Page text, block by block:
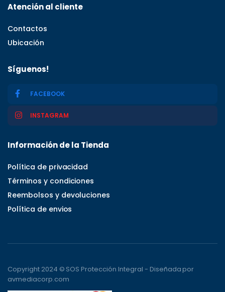
Atención al cliente
Contactos
Ubicación
Síguenos!
FACEBOOK
INSTAGRAM
Información de la Tienda
Política de privacidad
Términos y condiciones
Reembolsos y devoluciones
Política de envios
Copyright 2024 © SOS Protección Integral - Diseñada por
avmediacorp.com